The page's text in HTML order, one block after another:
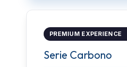
PREMIUM EXPERIENCE
Serie Carbono